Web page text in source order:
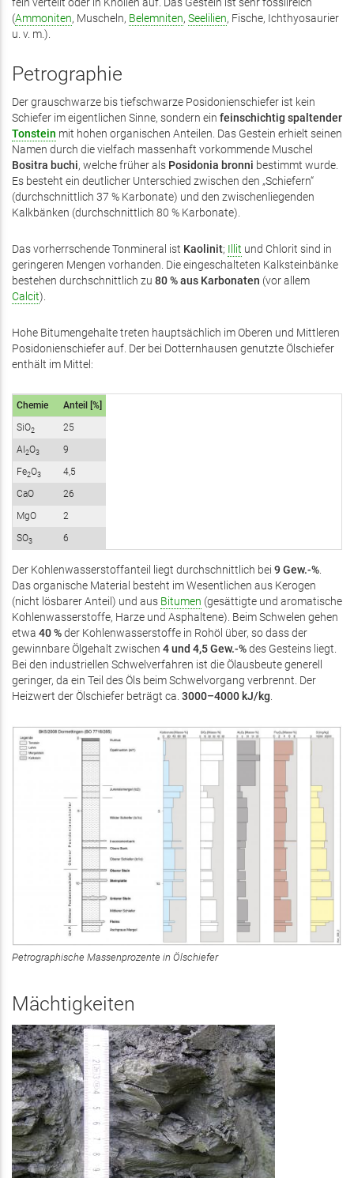
fein verteilt oder in Knollen auf. Das Gestein ist sehr fossilreich
(Ammoniten, Muscheln, Belemniten, Seelilien, Fische, Ichthyosaurier
u. v. m.).
Petrographie
Der grauschwarze bis tiefschwarze Posidonienschiefer ist kein
Schiefer im eigentlichen Sinne, sondern ein feinschichtig spaltender
Tonstein mit hohen organischen Anteilen. Das Gestein erhielt seinen
Namen durch die vielfach massenhaft vorkommende Muschel
Bositra buchi, welche früher als Posidonia bronni bestimmt wurde.
Es besteht ein deutlicher Unterschied zwischen den „Schiefern“
(durchschnittlich 37 % Karbonate) und den zwischenliegenden
Kalkbänken (durchschnittlich 80 % Karbonate).
Das vorherrschende Tonmineral ist Kaolinit; Illit und Chlorit sind in
geringeren Mengen vorhanden. Die eingeschalteten Kalksteinbänke
bestehen durchschnittlich zu 80 % aus Karbonaten (vor allem
Calcit).
Hohe Bitumengehalte treten hauptsächlich im Oberen und Mittleren
Posidonienschiefer auf. Der bei Dotternhausen genutzte Ölschiefer
enthält im Mittel:
Chemie
Anteil [%]
SiO2
25
Al 2O3
9
Fe2O3
4,5
CaO
26
MgO
2
SO3 6
Der Kohlenwasserstoffanteil liegt durchschnittlich bei 9 Gew.-%.
Das organische Material besteht im Wesentlichen aus Kerogen
(nicht lösbarer Anteil) und aus Bitumen (gesättigte und aromatische
Kohlenwasserstoffe, Harze und Asphaltene). Beim Schwelen gehen
etwa 40 %der Kohlenwasserstoffe in Rohöl über, so dass der
gewinnbare Ölgehalt zwischen 4 und 4,5 Gew.-%des Gesteins liegt.
Bei den industriellen Schwelverfahren ist die Ölausbeute generell
geringer, da ein Teil des Öls beim Schwelvorgang verbrennt. Der
Heizwert der Ölschiefer beträgt ca. 3000–4000 kJ/kg.
Petrographische Massenprozente in Ölschiefer
Mächtigkeiten